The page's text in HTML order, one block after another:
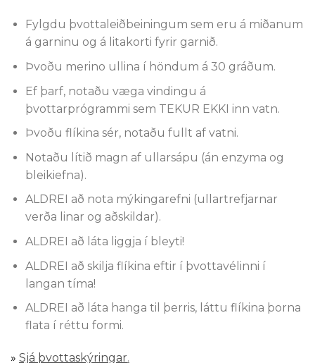
Fylgdu þvottaleiðbeiningum sem eru á miðanum
á garninu og á litakorti fyrir garnið.
Þvoðu merino ullina í höndum á 30 gráðum.
Ef þarf, notaðu væga vindingu á
þvottarprógrammi sem TEKUR EKKI inn vatn.
Þvoðu flíkina sér, notaðu fullt af vatni.
Notaðu lítið magn af ullarsápu (án enzyma og
bleikiefna).
ALDREI að nota mýkingarefni (ullartrefjarnar
verða linar og aðskildar).
ALDREI að láta liggja í bleyti!
ALDREI að skilja flíkina eftir í þvottavélinni í
langan tíma!
ALDREI að láta hanga til þerris, láttu flíkina þorna
flata í réttu formi.
» Sjá þvottaskýringar.